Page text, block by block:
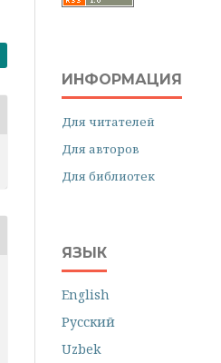
ИНФОРМАЦИЯ
Для читателей
Для авторов
Для библиотек
ЯЗЫК
English
Русский
Uzbek